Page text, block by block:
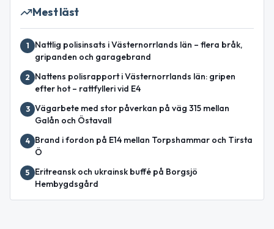
Mest läst
1
Nattlig polisinsats i Västernorrlands län – flera bråk,
gripanden och garagebrand
2
Nattens polisrapport i Västernorrlands län: gripen
efter hot – rattfylleri vid E4
3 Vägarbete med stor påverkan på väg 315 mellan
Galån och Östavall
4
Brand i fordon på E14 mellan Torpshammar och Tirsta
Ö
5
Eritreansk och ukrainsk buffé på Borgsjö
Hembygdsgård